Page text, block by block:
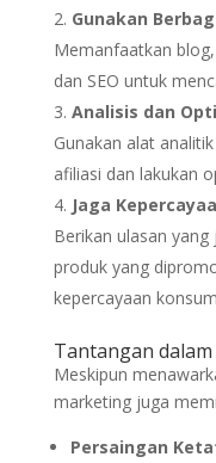
Gunakan
Memanfaatkan
dan SEO untuk
Analisis dan
Gunakan alat
afiliasi dan lakukan
Jaga
Berikan ulasan
produk yang
kepercayaan
Tantangan
Meskipun
marketing juga
Persaingan